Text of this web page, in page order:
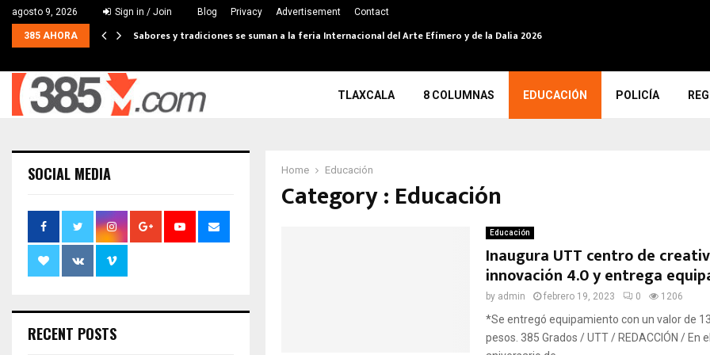
agosto 9, 2026 Sign in / Join Blog Privacy Advertisement Contact
385 AHORA Sabores y tradiciones se suman a la feria Internacional del Arte Efímero y de la Dalia 2026
TLAXCALA 8 COLUMNAS EDUCACIÓN POLICÍA
Home Educación
Category : Educación
Educación
Inaugura UTT centro de
innovación 4.0 y entrega
by admin febrero 19, 2023 0 1206
*Se entregó equipamiento con un valor de
pesos. 385 Grados / UTT / REDACCIÓN / En
SOCIAL MEDIA
RECENT POSTS